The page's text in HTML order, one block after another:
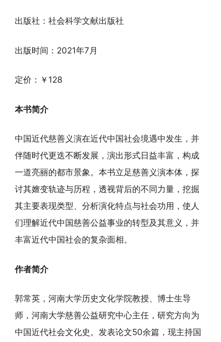
出版社：社会科学文献出版社
出版时间：2021年7月
定价：￥128
本书简介
中国近代慈善义演在近代中国社会境遇中发生，并
伴随时代更迭不断发展，演出形式日益丰富，构成
一道亮丽的都市景象。本书立足慈善义演本体，探
讨其嬗变轨迹与历程，透视背后的不同力量，挖掘
其主要表现类型、分析演化特点与社会功用，使人
们理解近代中国慈善公益事业的转型及其意义，并
丰富近代中国社会的复杂面相。
作者简介
郭常英，河南大学历史文化学院教授、博士生导
师，河南大学慈善公益研究中心主任，研究方向为
中国近代社会文化史。发表论文50余篇，现主持国